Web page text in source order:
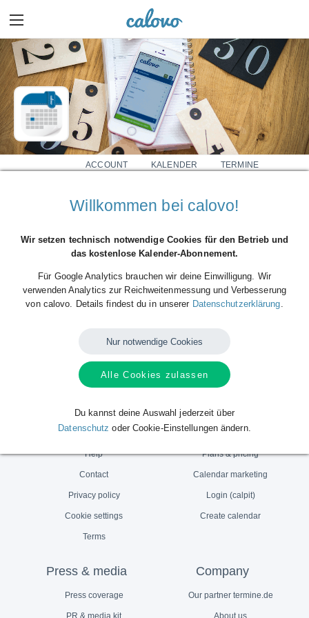
ACCOUNT KALENDER TERMINE
Herr
Show more details
Tweet
Weiterleiten
Service
Help
Contact
Privacy policy
Cookie settings
Terms
For providers
Plans & pricing
Calendar marketing
Login (calpit)
Create calendar
Press & media
Press coverage
PR & media kit
Company
Our partner termine.de
About us
Willkommen bei calovo!
Wir setzen technisch notwendige Cookies für den Betrieb und
das kostenlose Kalender-Abonnement.
Für Google Analytics brauchen wir deine Einwilligung. Wir
verwenden Analytics zur Reichweitenmessung und Verbesserung
von calovo. Details findest du in unserer Datenschutzerklärung
Nur notwendige Cookies
Alle Cookies zulassen
Du kannst deine Auswahl jederzeit über
Datenschutz oder Cookie-Einstellungen ändern.